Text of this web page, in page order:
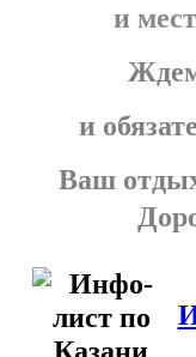
и
и
Ваш